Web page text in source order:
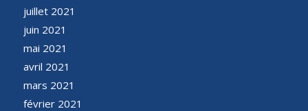
juillet 2021
juin 2021
mai 2021
avril 2021
mars 2021
février 2021